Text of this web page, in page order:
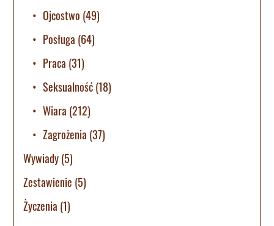
Ojcostwo (49)
Posługa (64)
Praca (31)
Seksualność(18)
Wiara (212)
Zagrożenia (37)
Wywiady(5)
Zestawienie (5)
Życzenia (1)